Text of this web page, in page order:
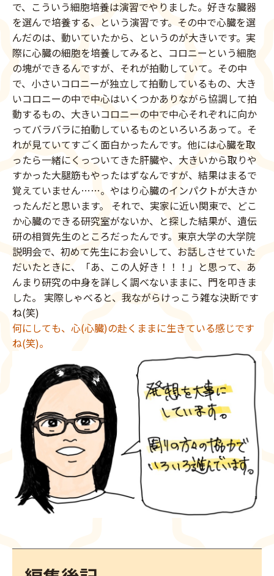
で、こういう細胞培養は演習でやりました。好きな臓器
を選んで培養する、という演習です。その中で心臓を選
んだのは、動いていたから、というのが大きいです。実
際に心臓の細胞を培養してみると、コロニーという細胞
の塊ができるんですが、それが拍動していて。その中
で、小さいコロニーが独立して拍動しているもの、大き
いコロニーの中で中心はいくつかありながら協調して拍
動するもの、大きいコロニーの中で中心それぞれに向か
ってバラバラに拍動しているものといろいろあって。そ
れが見ていてすごく面白かったんです。他には心臓を取
ったら一緒にくっついてきた肝臓や、大きいから取りや
すかった大腿筋もやったはずなんですが、結果はまるで
覚えていません……。やはり心臓のインパクトが大きか
ったんだと思います。 それで、実家に近い関東で、どこ
か心臓のできる研究室がないか、と探した結果が、遺伝
研の相賀先生のところだったんです。東京大学の大学院
説明会で、初めて先生にお会いして、お話しさせていた
だいたときに、「あ、この人好き！！！」と思って、あ
んまり研究の中身を詳しく調べないままに、門を叩きま
した。 実際しゃべると、我ながらけっこう雑な決断です
ね(笑)
何にしても、心(心臓)の赴くままに生きている感じです
ね(笑)。